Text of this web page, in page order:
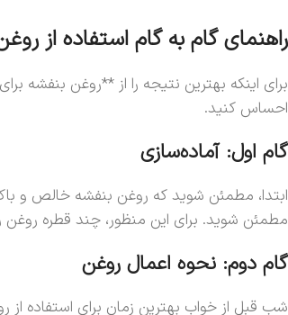
راهنمای گام به گام استفاده از روغن
احساس کنید.
گام اول: آماده‌سازی
ابتدا، مطمئن شوید که روغن بنفشه خالص و
مطمئن شوید. برای این منظور، چند قطره روغن
گام دوم: نحوه اعمال روغن